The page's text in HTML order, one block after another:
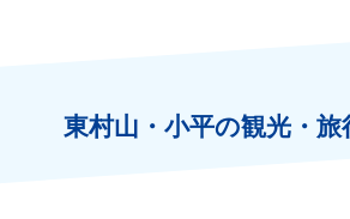
東村山・小平の観光・旅